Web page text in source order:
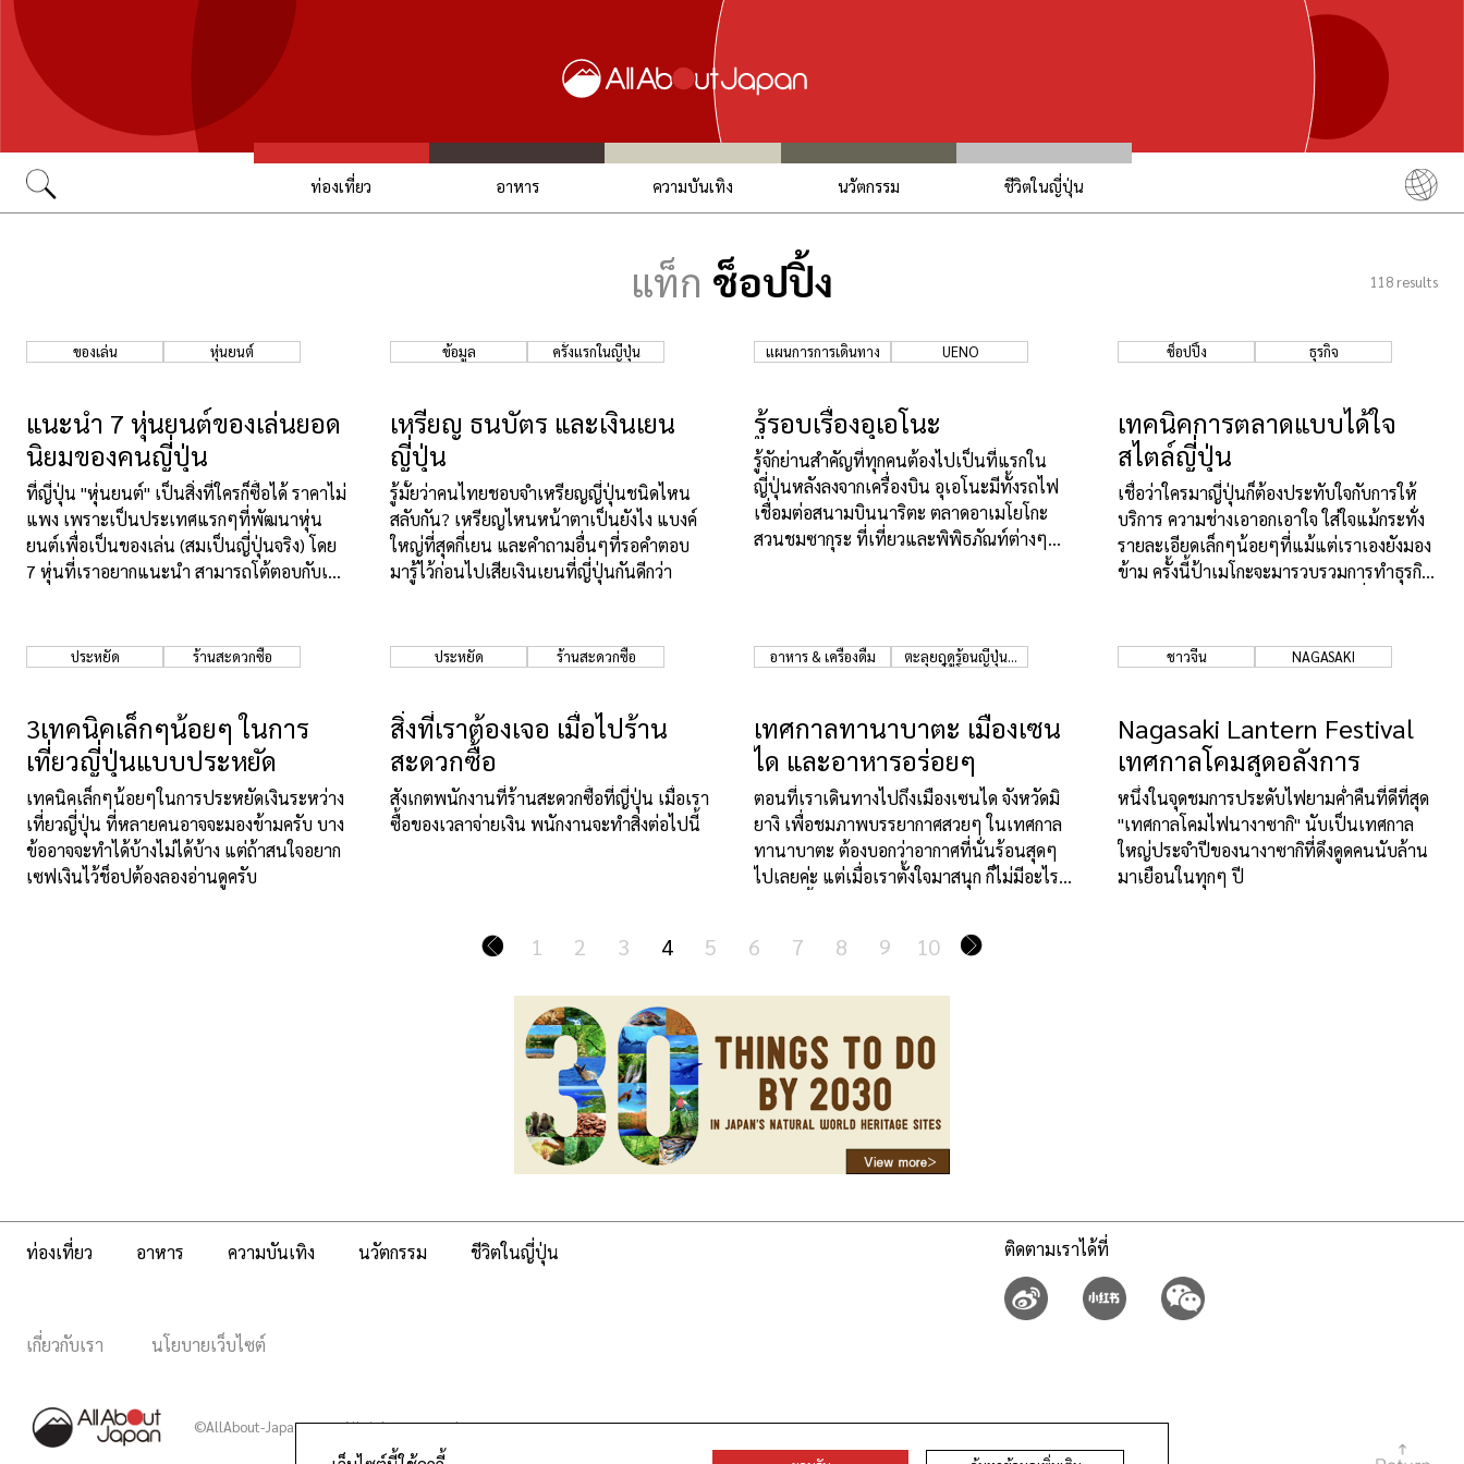
ท่องเที่ยว อาหาร ความบันเทิง นวัตกรรม ชีวิตในญี่ปุ่น
繁體中文
แท็ก ช็อปปิ้ง 118 results
ของเล่น หุ่นยนต์
แนะนำ 7 หุ่นยนต์ของเล่นยอด
นิยมของคนญี่ปุ่น
ที่ญี่ปุ่น "หุ่นยนต์" เป็นสิ่งที่ใครก็ซื้อได้ ราคาไม่
แพง เพราะเป็นประเทศแรกๆที่พัฒนาหุ่น
ยนต์เพื่อเป็นของเล่น (สมเป็นญี่ปุ่นจริง) โดย
7 หุ่นที่เราอยากแนะนำ สามารถโต้ตอบกับเรา
ข้อมูล ครั้งแรกในญี่ปุ่น
เหรียญ ธนบัตร และเงินเยน
ญี่ปุ่น
รู้มั้ยว่าคนไทยชอบจำเหรียญญี่ปุ่นชนิดไหน
สลับกัน? เหรียญไหนหน้าตาเป็นยังไง แบงค์
ใหญ่ที่สุดกี่เยน และคำถามอื่นๆที่รอคำตอบ
มารู้ไว้ก่อนไปเสียเงินเยนที่ญี่ปุ่นกันดีกว่า
แผนการการเดินทาง UENO
รู้รอบเรื่องอุเอโนะ
รู้จักย่านสำคัญที่ทุกคนต้องไปเป็นที่แรกใน
ญี่ปุ่นหลังลงจากเครื่องบิน อุเอโนะมีทั้งรถไฟ
เชื่อมต่อสนามบินนาริตะ ตลาดอาเมโยโกะ
สวนชมซากุระ ที่เที่ยวและพิพิธภัณท์ต่างๆ
ช็อปปิ้ง ธุรกิจ
เทคนิคการตลาดแบบได้ใจ
สไตล์ญี่ปุ่น
เชื่อว่าใครมาญี่ปุ่นก็ต้องประทับใจกับการให้
บริการ ความช่างเอาอกเอาใจ ใส่ใจแม้กระทั่ง
รายละเอียดเล็กๆน้อยๆที่แม้แต่เราเองยังมอง
ข้าม ครั้งนี้ป้าเมโกะจะมารวบรวมการทำธุรกิจ
ประหยัด ร้านสะดวกซื้อ
3เทคนิคเล็กๆน้อยๆ ในการ
เที่ยวญี่ปุ่นแบบประหยัด
เทคนิคเล็กๆน้อยๆในการประหยัดเงินระหว่าง
เที่ยวญี่ปุ่น ที่หลายคนอาจจะมองข้ามครับ บาง
ข้ออาจจะทำได้บ้างไม่ได้บ้าง แต่ถ้าสนใจอยาก
เซฟเงินไว้ช็อปต้องลองอ่านดูครับ
ประหยัด ร้านสะดวกซื้อ
สิ่งที่เราต้องเจอ เมื่อไปร้าน
สะดวกซื้อ
สังเกตพนักงานที่ร้านสะดวกซื้อที่ญี่ปุ่น เมื่อเรา
ซื้อของเวลาจ่ายเงิน พนักงานจะทำสิ่งต่อไปนี้
อาหาร & เครื่องดื่ม
ตะลุยฤดูร้อนญี่ปุ่นที่
"โทโฮคุ"
เทศกาลทานาบาตะ เมืองเซน
ได และอาหารอร่อยๆ
ตอนที่เราเดินทางไปถึงเมืองเซนได จังหวัดมิ
ยางิ เพื่อชมภาพบรรยากาศสวยๆ ในเทศกาล
ทานาบาตะ ต้องบอกว่าอากาศที่นั่นร้อนสุดๆ
ไปเลยค่ะ แต่เมื่อเราตั้งใจมาสนุก ก็ไม่มีอะไร
ชาวจีน NAGASAKI
Nagasaki Lantern Festival
เทศกาลโคมสุดอลังการ
หนึ่งในจุดชมการประดับไฟยามค่ำคืนที่ดีที่สุด
"เทศกาลโคมไฟนางาซากิ" นับเป็นเทศกาล
ใหญ่ประจำปีของนางาซากิที่ดึงดูดคนนับล้าน
มาเยือนในทุกๆ ปี
1 2 3 4 5 6 7 8 9 10
ท่องเที่ยว อาหาร ความบันเทิง นวัตกรรม ชีวิตในญี่ปุ่น ติดตามเราได้ที่
เกี่ยวกับเรา นโยบายเว็บไซต์
©AllAbout-Japan.com - All rights reserved.